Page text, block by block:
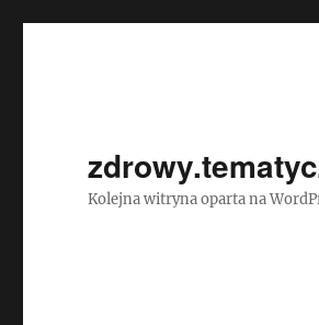
Kolejna witryna oparta na